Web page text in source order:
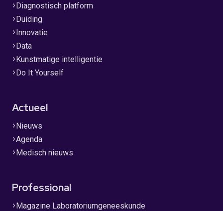
Diagnostisch platform
Duiding
Innovatie
Data
Kunstmatige intelligentie
Do It Yourself
Actueel
Nieuws
Agenda
Medisch nieuws
Professional
Magazine Laboratoriumgeneeskunde